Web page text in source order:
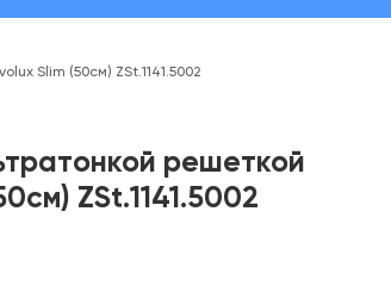
Slim (50см) ZSt.1141.5002
решеткой
ZSt.1141.5002